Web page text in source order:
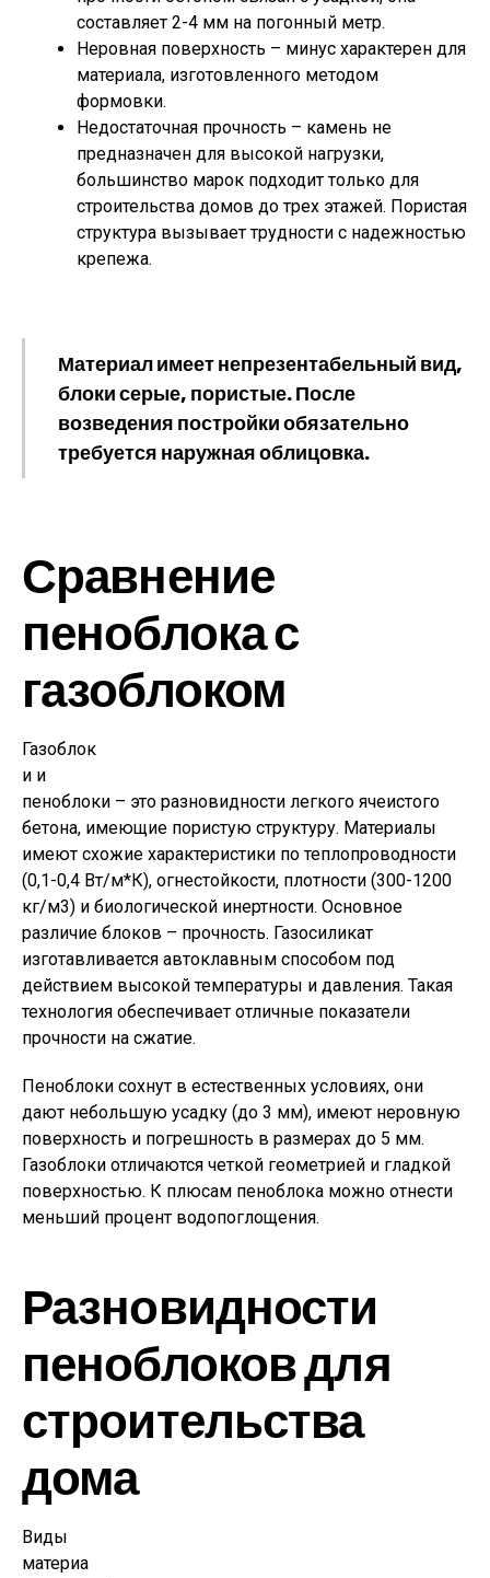
составляет 2-4 мм на погонный метр.
Неровная поверхность – минус характерен для
материала, изготовленного методом
формовки.
Недостаточная прочность – камень не
предназначен для высокой нагрузки,
большинство марок подходит только для
строительства домов до трех этажей. Пористая
структура вызывает трудности с надежностью
крепежа.
Материал имеет непрезентабельный вид,
блоки серые, пористые. После
возведения постройки обязательно
требуется наружная облицовка.
Сравнение
пеноблока с
газоблоком
Газоблок
и и
пеноблоки – это разновидности легкого ячеистого
бетона, имеющие пористую структуру. Материалы
имеют схожие характеристики по теплопроводности
(0,1-0,4 Вт/м*К), огнестойкости, плотности (300-1200
кг/м3) и биологической инертности. Основное
различие блоков – прочность. Газосиликат
изготавливается автоклавным способом под
действием высокой температуры и давления. Такая
технология обеспечивает отличные показатели
прочности на сжатие.
Пеноблоки сохнут в естественных условиях, они
дают небольшую усадку (до 3 мм), имеют неровную
поверхность и погрешность в размерах до 5 мм.
Газоблоки отличаются четкой геометрией и гладкой
поверхностью. К плюсам пеноблока можно отнести
меньший процент водопоглощения.
Разновидности
пеноблоков для
строительства
дома
Виды
материа